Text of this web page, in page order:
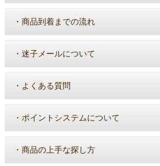
・ 商品到着までの流れ
・ 迷子メールについて
・ よくある質問
・ ポイントシステムについて
・ 商品の上手な探し方